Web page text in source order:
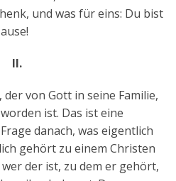
und was für eins: Du bist
II.
von Gott in seine Familie,
ist. Das ist eine
danach, was eigentlich
gehört zu einem Christen
der ist, zu dem er gehört,